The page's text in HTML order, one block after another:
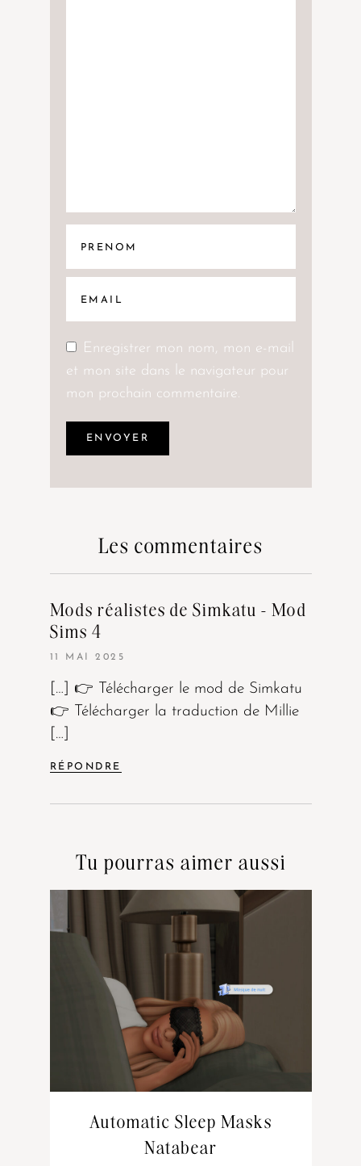
Enregistrer mon nom, mon e-mail
et mon site dans le navigateur pour
mon prochain commentaire.
Les commentaires
Mods réalistes de Simkatu - Mod
Sims 4
11 MAI 2025
[…] 👉 Télécharger le mod de Simkatu
👉 Télécharger la traduction de Millie
[…]
RÉPONDRE
Tu pourras aimer aussi
Automatic Sleep Masks
Natabear